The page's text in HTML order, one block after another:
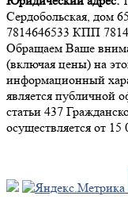
Сердобольская, дом
7814646533 КПП
Обращаем Ваше
(включая цены) на
информационный
является публичной
статьи 437
осуществляется от 15